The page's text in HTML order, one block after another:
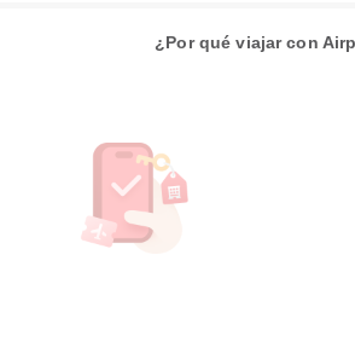
¿Por qué viajar con